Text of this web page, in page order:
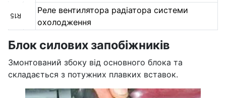
R15
Реле вентилятора радіатора системи
охолодження
Блок силових запобіжників
Змонтований збоку від основного блока та
складається з потужних плавких вставок.